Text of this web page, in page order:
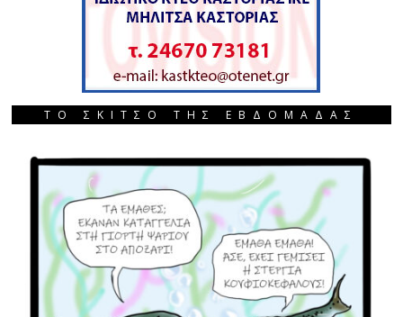
ΤΟ ΣΚΙΤΣΟ ΤΗΣ ΕΒΔΟΜΑΔΑΣ